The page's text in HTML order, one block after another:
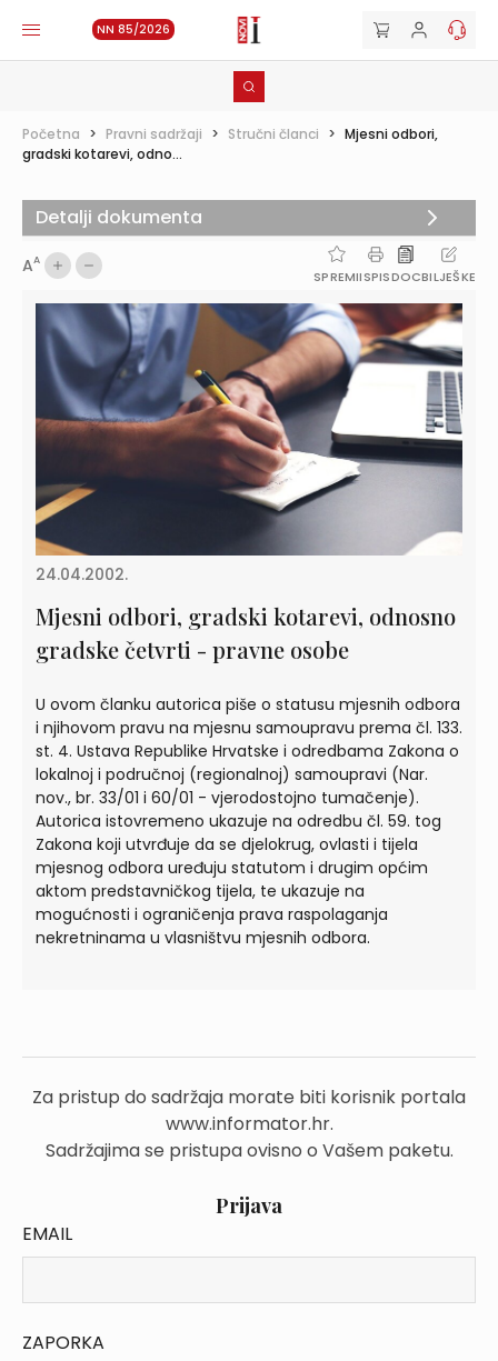
NN 85/2026
Početna > Pravni sadržaji > Stručni članci > Mjesni odbori,
gradski kotarevi, odno...
AA
SPREMIISPISDOCBILJEŠKE
24.04.2002.
Mjesni odbori, gradski kotarevi, odnosno
gradske četvrti - pravne osobe
U ovom članku autorica piše o statusu mjesnih odbora
i njihovom pravu na mjesnu samoupravu prema čl. 133.
st. 4. Ustava Republike Hrvatske i odredbama Zakona o
lokalnoj i područnoj (regionalnoj) samoupravi (Nar.
nov., br. 33/01 i 60/01 - vjerodostojno tumačenje).
Autorica istovremeno ukazuje na odredbu čl. 59. tog
Zakona koji utvrđuje da se djelokrug, ovlasti i tijela
mjesnog odbora uređuju statutom i drugim općim
aktom predstavničkog tijela, te ukazuje na
mogućnosti i ograničenja prava raspolaganja
nekretninama u vlasništvu mjesnih odbora.
Za pristup do sadržaja morate biti korisnik portala
www.informator.hr.
Sadržajima se pristupa ovisno o Vašem paketu.
Prijava
EMAIL
ZAPORKA
Detalji dokumenta